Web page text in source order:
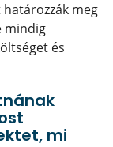
meg
mindig
és
mi